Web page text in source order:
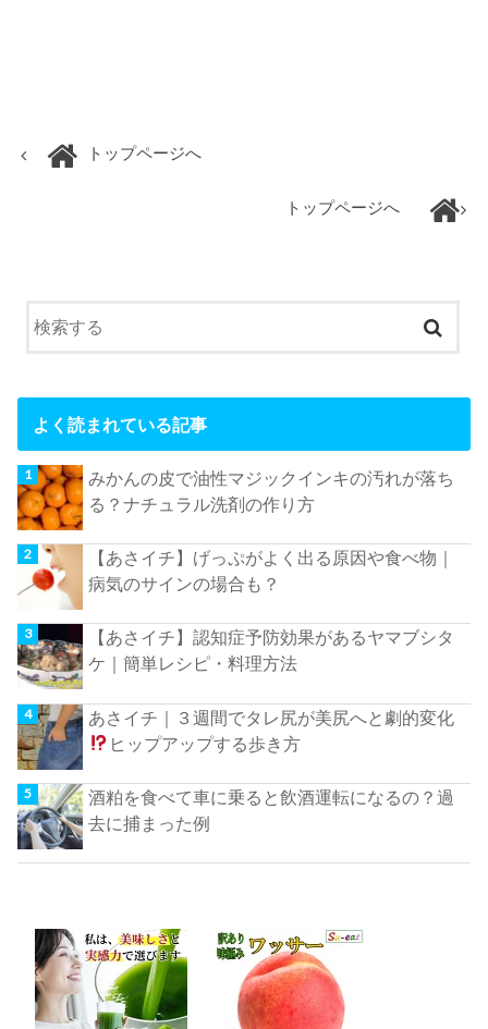
トップページへ
トップページへ
よく読まれている記事
みかんの皮で油性マジックインキの汚れが落ち
る？ナチュラル洗剤の作り方
【あさイチ】げっぷがよく出る原因や食べ物｜
病気のサインの場合も？
【あさイチ】認知症予防効果があるヤマブシタ
ケ｜簡単レシピ・料理方法
あさイチ｜３週間でタレ尻が美尻へと劇的変化
ヒップアップする歩き方
酒粕を食べて車に乗ると飲酒運転になるの？過
去に捕まった例